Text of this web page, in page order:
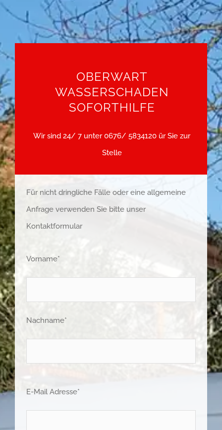
OBERWART
WASSERSCHADEN
SOFORTHILFE
Wir sind 24/ 7 unter0676/ 5834120 ür Sie zur
Stelle
Für nicht dringliche Fälle oder eine allgemeine
Anfrage verwenden Sie bitte unser
Kontaktformular
Vorname*
Nachname*
E-Mail Adresse*